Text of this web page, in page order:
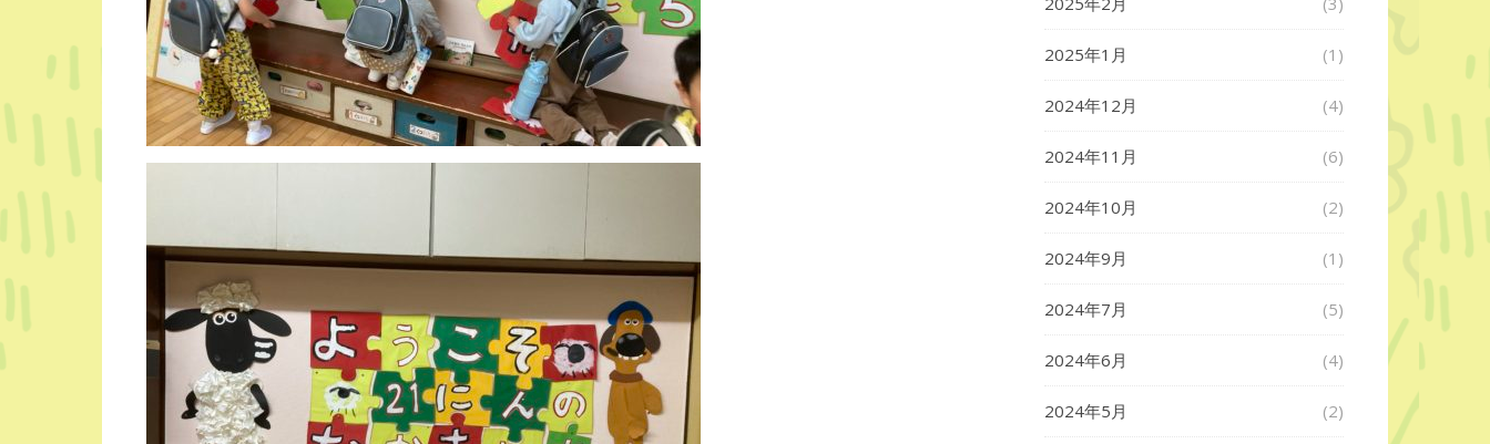
2025年1月 (1)
2024年12月 (4)
2024年11月 (6)
2024年10月 (2)
2024年9月 (1)
2024年7月 (5)
2024年6月 (4)
2024年5月 (2)